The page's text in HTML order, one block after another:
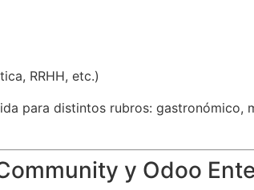
RRHH, etc.)
para distintos rubros: gastronómico,
y Odoo